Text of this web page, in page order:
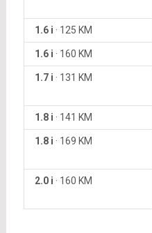
1.6 i · 125 KM
1.6 i · 160 KM
1.7 i · 131 KM
1.8 i · 141 KM
1.8 i · 169 KM
2.0 i · 160 KM